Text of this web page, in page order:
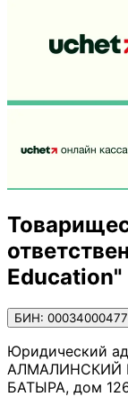
Education"
БИН:
Юридический
АЛМАЛИНСКИЙ
БАТЫРА, дом